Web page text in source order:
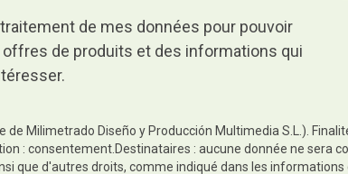
traitement de mes données pour pouvoir
de produits et des informations qui
de Milimetrado Diseño y Producción Multimedia S.L.).
: consentement.Destinataires : aucune donnée ne sera
que d'autres droits, comme indiqué dans les